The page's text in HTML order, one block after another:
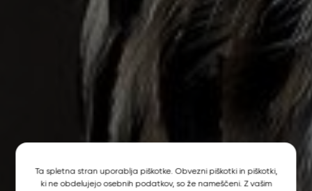
Ta spletna stran uporablja piškotke. Obvezni piškotki in piškotki,
ki ne obdelujejo osebnih podatkov, so že nameščeni. Z vašim